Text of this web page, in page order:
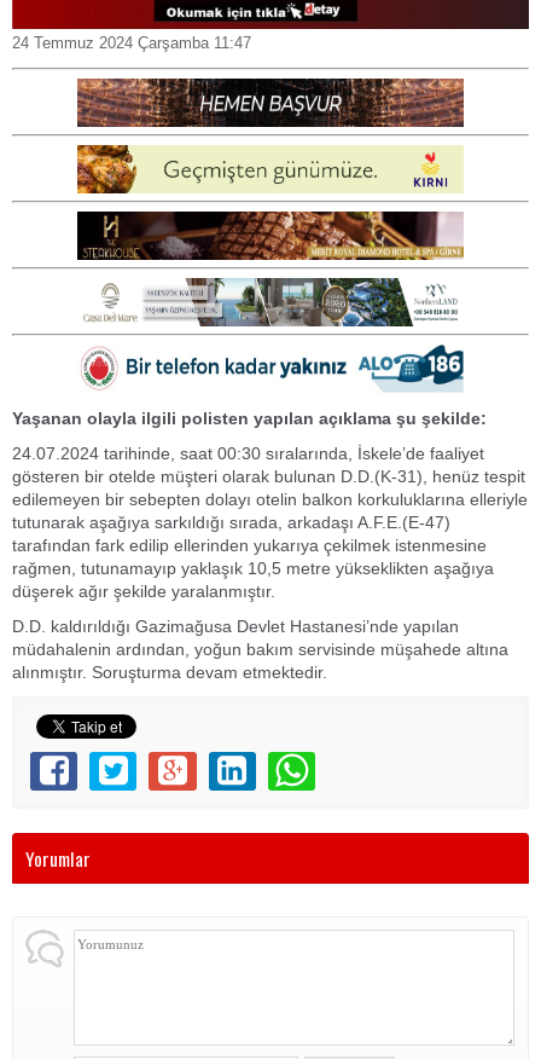
24 Temmuz 2024 Çarşamba 11:47
Yaşanan olayla ilgili polisten yapılan açıklama şu şekilde:
24.07.2024 tarihinde, saat 00:30 sıralarında, İskele’de faaliyet
gösteren bir otelde müşteri olarak bulunan D.D.(K-31), henüz tespit
edilemeyen bir sebepten dolayı otelin balkon korkuluklarına elleriyle
tutunarak aşağıya sarkıldığı sırada, arkadaşı A.F.E.(E-47)
tarafından fark edilip ellerinden yukarıya çekilmek istenmesine
rağmen, tutunamayıp yaklaşık 10,5 metre yükseklikten aşağıya
düşerek ağır şekilde yaralanmıştır.
D.D. kaldırıldığı Gazimağusa Devlet Hastanesi’nde yapılan
müdahalenin ardından, yoğun bakım servisinde müşahede altına
alınmıştır. Soruşturma devam etmektedir.
Yorumlar